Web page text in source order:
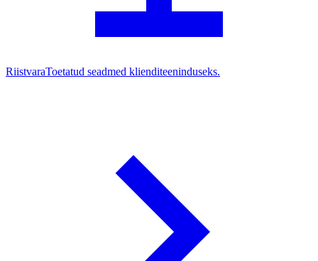
RiistvaraToetatud seadmed klienditeeninduseks.